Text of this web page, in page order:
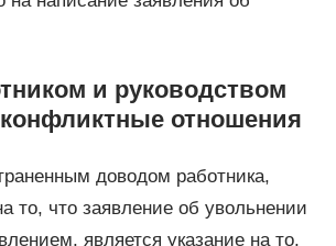
и руководством
отношения
доводом работника,
то, что заявление об увольнении
является указание на то,